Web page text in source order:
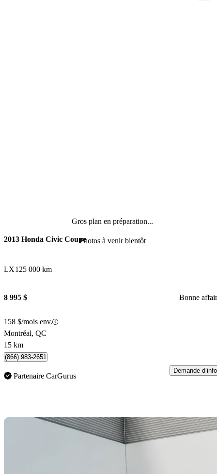
Gros plan en préparation...
Photos à venir bientôt
2013 Honda Civic Coupe
LX125 000 km
8 995 $ Bonne
158 $/mois env.
Montréal, QC
15 km
(866) 983-2651
Partenaire CarGurus
Demande d’info